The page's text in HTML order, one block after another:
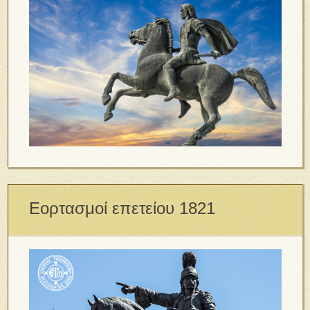
Εορτασμοί επετείου 1821